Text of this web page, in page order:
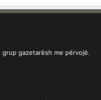
gazetarësh me përvojë.